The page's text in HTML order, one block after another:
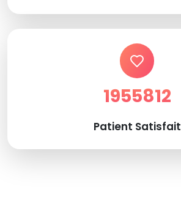
1955812
Patient Satisfait